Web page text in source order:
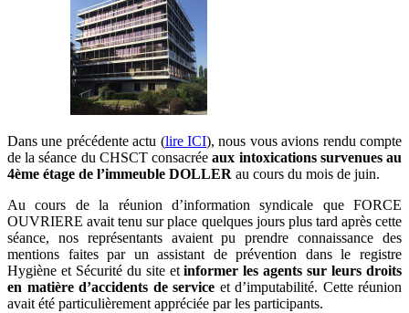
Dans une précédente actu (lire ICI), nous vous avions rendu compte
de la séance du CHSCT consacréeaux intoxications survenues au
4ème étage de l’immeuble DOLLER au cours du mois de juin.
Au cours de la réunion d’information syndicale que FORCE
OUVRIERE avait tenu sur place quelques jours plus tard après cette
séance, nos représentants avaient pu prendre connaissance des
mentions faites par un assistant de prévention dans le registre
Hygiène et Sécurité du site etinformer les agents sur leurs droits
en matière d’accidents de service et d’imputabilité. Cette réunion
avait été particulièrement appréciée par les participants.